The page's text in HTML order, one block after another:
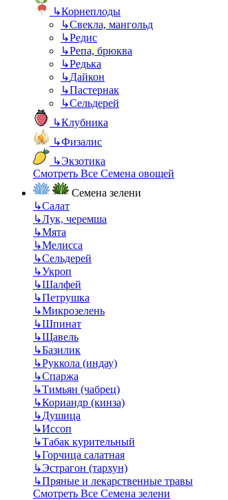
↳Корнеплоды
↳Свекла, мангольд
↳Редис
↳Репа, брюква
↳Редька
↳Дайкон
↳Пастернак
↳Сельдерей
↳Клубника
↳Физалис
↳Экзотика
Смотреть Все Семена овощей
Семена зелени
↳Салат
↳Лук, черемша
↳Мята
↳Мелисса
↳Сельдерей
↳Укроп
↳Шалфей
↳Петрушка
↳Микрозелень
↳Шпинат
↳Щавель
↳Базилик
↳Руккола (индау)
↳Спаржа
↳Тимьян (чабрец)
↳Кориандр (кинза)
↳Душица
↳Иссоп
↳Табак курительный
↳Горчица салатная
↳Эстрагон (тархун)
↳Пряные и лекарственные травы
Смотреть Все Семена зелени